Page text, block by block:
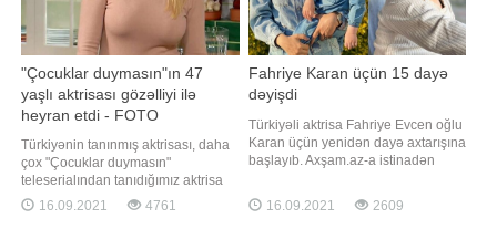
"Çocuklar duymasın"ın 47
yaşlı aktrisası gözəlliyi ilə
heyran etdi - FOTO
Türkiyənin tanınmış aktrisası, daha
çox "Çocuklar duymasın"
teleserialından tanıdığımız aktrisa
Pınar Altuğ jurnalın
mükafatlandırma mərasimində
16.09.2021 4761
Fahriye Karan üçün 15 dayə
dəyişdi
Türkiyəli aktrisa Fahriye Evcen oğlu
Karan üçün yenidən dayə axtarışına
başlayıb. Axşam.az-a istinadən
verilişində məlumat verilib.
Aparıcıların sözlərinə görə, aktrisa
16.09.2021 2609